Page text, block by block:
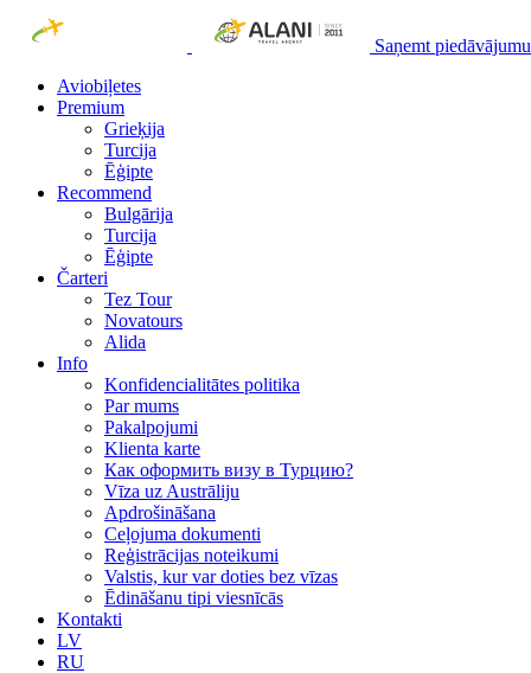
Saņemt
Aviobiļetes
Premium
Grieķija
Turcija
Ēģipte
Recommend
Bulgārija
Turcija
Ēģipte
Čarteri
Tez Tour
Novatours
Alida
Info
Konfidencialitātes politika
Par mums
Рakalpojumi
Klienta karte
Как оформить визу в Турцию?
Vīza uz Austrāliju
Apdrošināšana
Ceļojuma dokumenti
Reģistrācijas noteikumi
Valstis, kur var doties bez vīzas
Ēdināšanu tipi viesnīcās
Kontakti
LV
RU